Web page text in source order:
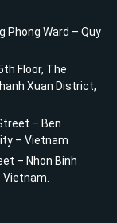
Phong Ward – Quy
Floor, The
Xuan District,
– Ben
– Vietnam
– Nhon Binh
Vietnam.